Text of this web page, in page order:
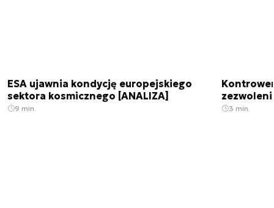
ESA ujawnia kondycję europejskiego
sektora kosmicznego [ANALIZA]
9 min. 3 min.